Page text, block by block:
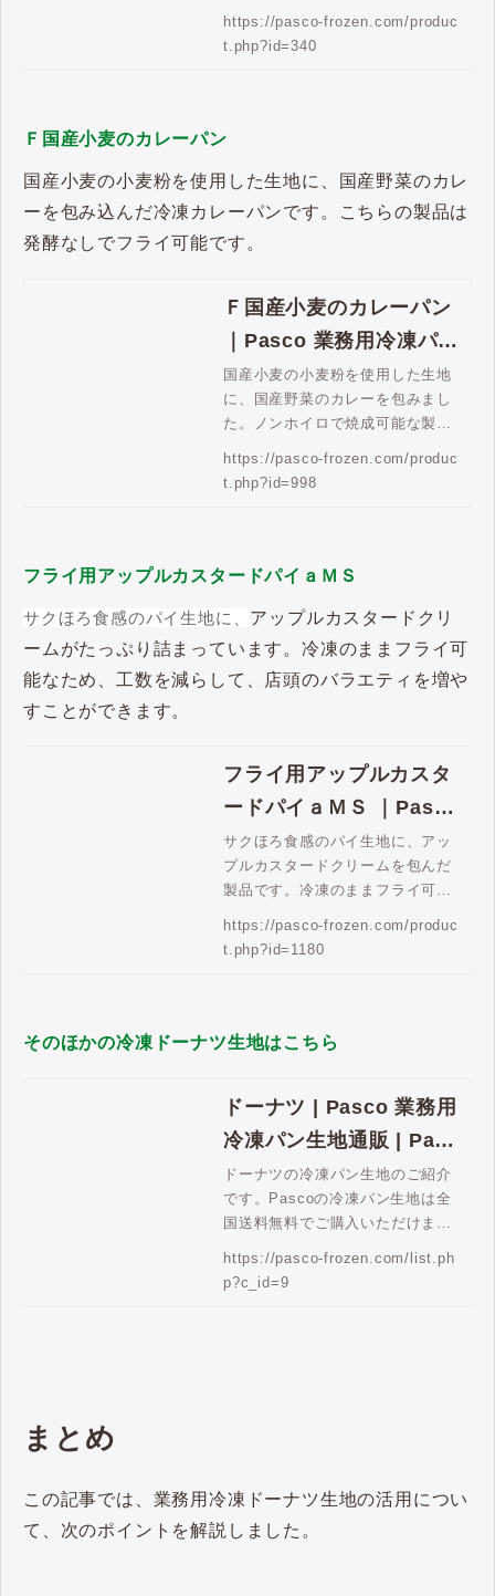
https://pasco-frozen.com/produc
t.php?id=340
Ｆ国産小麦のカレーパン
国産小麦の小麦粉を使用した生地に、国産野菜のカレ
ーを包み込んだ冷凍カレーパンです。こちらの製品は
発酵なしでフライ可能です。
Ｆ国産小麦のカレーパン
｜Pasco 業務用冷凍パン
生地通販 | Pasco 業務用
冷凍パン生地通販
国産小麦の小麦粉を使用した生地
に、国産野菜のカレーを包みまし
た。ノンホイロで焼成可能な製品
https://pasco-frozen.com/produc
t.php?id=998
フライ用アップルカスタードパイａＭＳ
サクほろ食感のパイ生地に、 アップルカスタードクリ
ームがたっぷり詰まっています。冷凍のままフライ可
能なため、工数を減らして、店頭のバラエティを増や
すことができます。
フライ用アップルカスタ
ードパイａＭＳ ｜Pasco
業務用冷凍パン生地通販
| Pasco 業務用冷凍パン
サクほろ食感のパイ生地に、アッ
プルカスタードクリームを包んだ
製品です。冷凍のままフライ可能
https://pasco-frozen.com/produc
t.php?id=1180
そのほかの冷凍ドーナツ生地はこちら
ドーナツ | Pasco 業務用
冷凍パン生地通販 | Pasc
o 業務用冷凍パン生地通
販
ドーナツの冷凍パン生地のご紹介
です。Pascoの冷凍パン生地は全
国送料無料でご購入いただけま
https://pasco-frozen.com/list.ph
p?c_id=9
まとめ
この記事では、業務用冷凍ドーナツ生地の活用につい
て、次のポイントを解説しました。